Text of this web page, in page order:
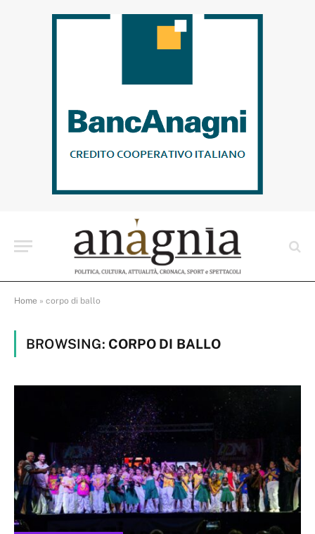
Home » corpo di ballo
BROWSING: CORPO DI BALLO